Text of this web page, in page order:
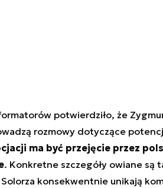
potwierdziło, że
rozmowy dotyczące
ma być przejęcie przez
. Konkretne szczegóły owiane są
konsekwentnie unikają